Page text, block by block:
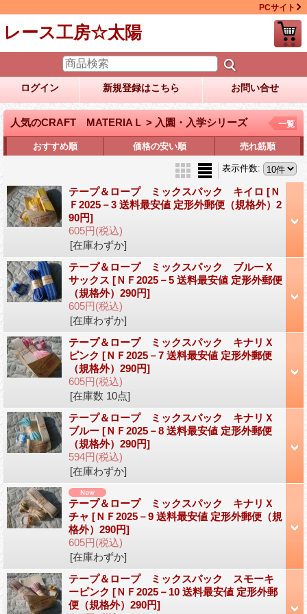
PCサイト
レース工房☆太陽
ログイン 新規登録はこちら お問い合せ
人気のCRAFT MATERIAＬ > 入園・入学シリーズ 一覧
おすすめ順 価格の安い順 売れ筋順
表示件数:
テープ＆ロープ ミックスパック キイロ [Ｎ
Ｆ2025－3 送料最安値 定形外郵便（規格外）2
90円]
605円(税込)
[在庫わずか]
テープ＆ロープ ミックスパック ブルーＸ
サックス [ＮＦ2025－5 送料最安値 定形外郵便
（規格外）290円]
605円(税込)
[在庫わずか]
テープ＆ロープ ミックスパック キナリＸ
ピンク [ＮＦ2025－7 送料最安値 定形外郵便
（規格外）290円]
605円(税込)
[在庫数 10点]
テープ＆ロープ ミックスパック キナリＸ
ブルー [ＮＦ2025－8 送料最安値 定形外郵便
（規格外）290円]
594円(税込)
[在庫わずか]
テープ＆ロープ ミックスパック キナリＸ
チャ [ＮＦ2025－9 送料最安値 定形外郵便（規
格外）290円]
605円(税込)
[在庫わずか]
テープ＆ロープ ミックスパック スモーキ
ーピンク [ＮＦ2025－10 送料最安値 定形外郵
便（規格外）290円]